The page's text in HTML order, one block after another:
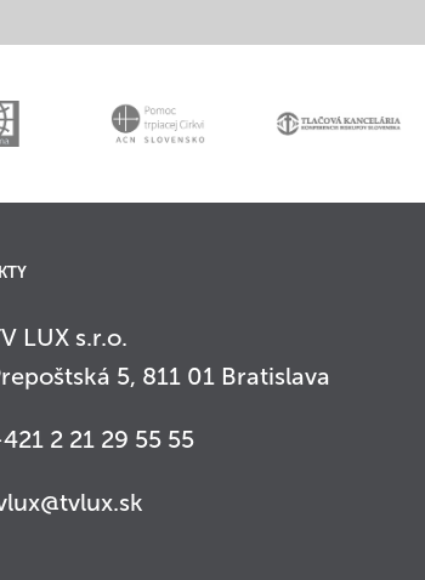
LUX s.r.o.
5, 811 01 Bratislava
2 21 29 55 55